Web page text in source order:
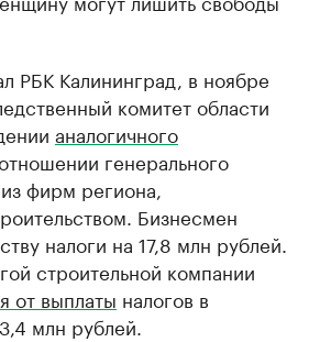
РБК Калининград, в ноябре
комитет области
аналогичного
генерального
фирм региона,
Бизнесмен
налоги на 17,8 млн рублей.
строительной компании
от выплаты налогов в
млн рублей.